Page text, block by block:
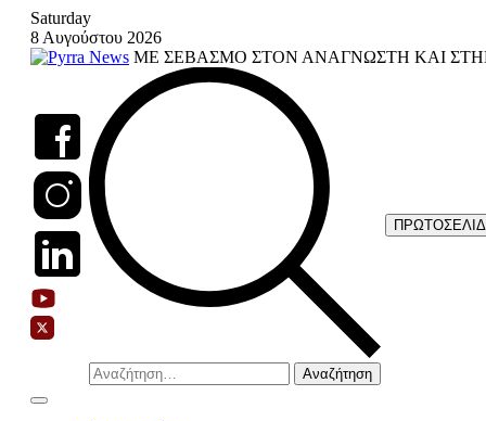
Skip
content
Saturday
8 Αυγούστου 2026
ΜΕ ΣΕΒΑΣΜΟ ΣΤΟΝ ΑΝΑΓΝΩΣΤΗ ΚΑΙ
Αναζήτηση
για: